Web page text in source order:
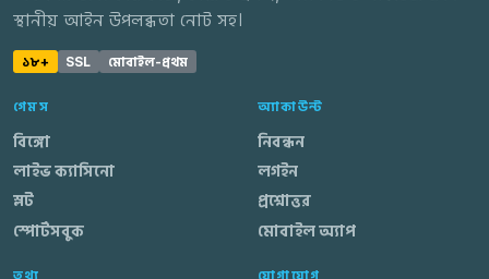
স্থানীয় আইন উপলব্ধতা নোট সহ।
১৮+ SSL মোবাইল-প্রথম
গেমস
বিঙ্গো
লাইভ ক্যাসিনো
স্লট
স্পোর্টসবুক
অ্যাকাউন্ট
নিবন্ধন
লগইন
প্রশ্নোত্তর
মোবাইল অ্যাপ
তথ্য যোগাযোগ